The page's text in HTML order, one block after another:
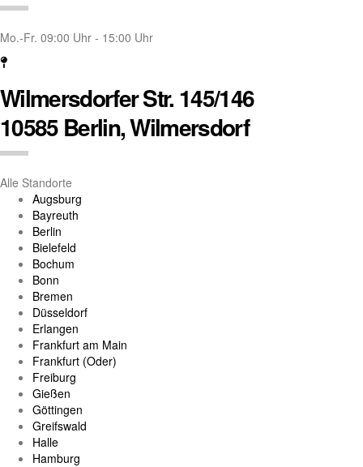
Mo.-Fr. 09:00 Uhr - 15:00 Uhr
Wilmersdorfer Str. 145/146
10585 Berlin, Wilmersdorf
Alle Standorte
Augsburg
Bayreuth
Berlin
Bielefeld
Bochum
Bonn
Bremen
Düsseldorf
Erlangen
Frankfurt am Main
Frankfurt (Oder)
Freiburg
Gießen
Göttingen
Greifswald
Halle
Hamburg